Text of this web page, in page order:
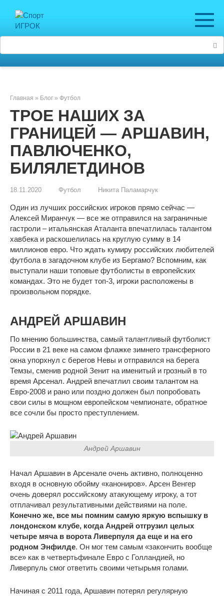
контенту
Главная » Блог » Футбол
ТРОЕ НАШИХ ЗА
ГРАНИЦЕЙ — АРШАВИН,
ПАВЛЮЧЕНКО,
БИЛЯЛЕТДИНОВ
18.11.2020 Футбол Никита Паламарчук
Один из лучших российских игроков прямо сейчас —
Алексей Миранчук — все же отправился на заграничные
гастроли – итальянская Аталанта впечатлилась талантом
хавбека и раскошелилась на круглую сумму в 14
миллионов евро. Что ждать кумиру российских любителей
футбола в загадочном клубе из Бергамо? Вспомним, как
выступали наши топовые футболисты в европейских
командах. Это не будет топ-3, игроки расположены в
произвольном порядке.
АНДРЕЙ АРШАВИН
По мнению большинства, самый талантливый футболист
России в 21 веке на самом флажке зимнего трансферного
окна упорхнул с берегов Невы и отправился на берега
Темзы, сменив родной Зенит на именитый и грозный в то
время Арсенал. Андрей впечатлил своим талантом на
Евро-2008 и рано или поздно должен был попробовать
свои силы в мощном европейском чемпионате, обратное
все сочли бы просто преступлением.
Андрей Аршавин
Начал Аршавин в Арсенале очень активно, полноценно
входя в основную обойму «канониров». Арсен Венгер
очень доверял российскому атакующему игроку, а тот
отплачивал результативными действиями на поле.
Конечно же, все мы помним самую яркую вспышку в
лондонском клубе, когда Андрей отгрузил целых
четыре мяча в ворота Ливерпуля да еще и на его
родном Энфилде. Он мог тем самым «закончить вообще
все» как в четвертьфинале Евро с Голландией, но
Ливерпуль смог ответить своими четырьмя голами.
Начиная с 2011 года, Аршавин потерял регулярную